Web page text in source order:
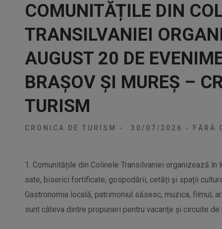
COMUNITĂȚILE DIN
TRANSILVANIEI
AUGUST 20 DE
BRAȘOV ȘI MUREȘ –
TURISM
CRONICA DE TURISM - 30/07/2026 - FĂRĂ
1. Comunitățile din Colinele Transilvaniei organizează
sate, biserici fortificate, gospodării, cetăți și spații
Gastronomia locală, patrimoniul săsesc, muzica, filmul,
sunt câteva dintre propuneri pentru vacanțe și circuite